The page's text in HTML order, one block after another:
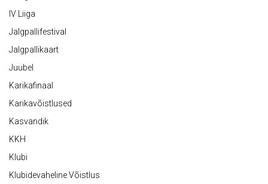
IV Liiga
Jalgpallifestival
Jalgpallikaart
Juubel
Karikafinaal
Karikavõistlused
Kasvandik
KKH
Klubi
Klubidevaheline Võistlus